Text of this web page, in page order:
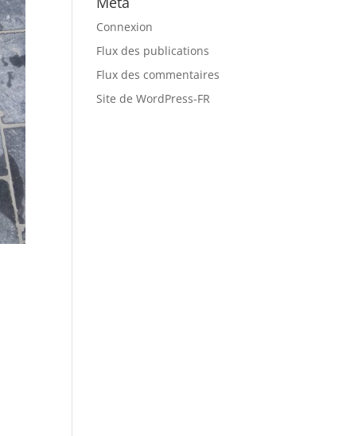
Connexion
Flux des publications
Flux des commentaires
Site de WordPress-FR